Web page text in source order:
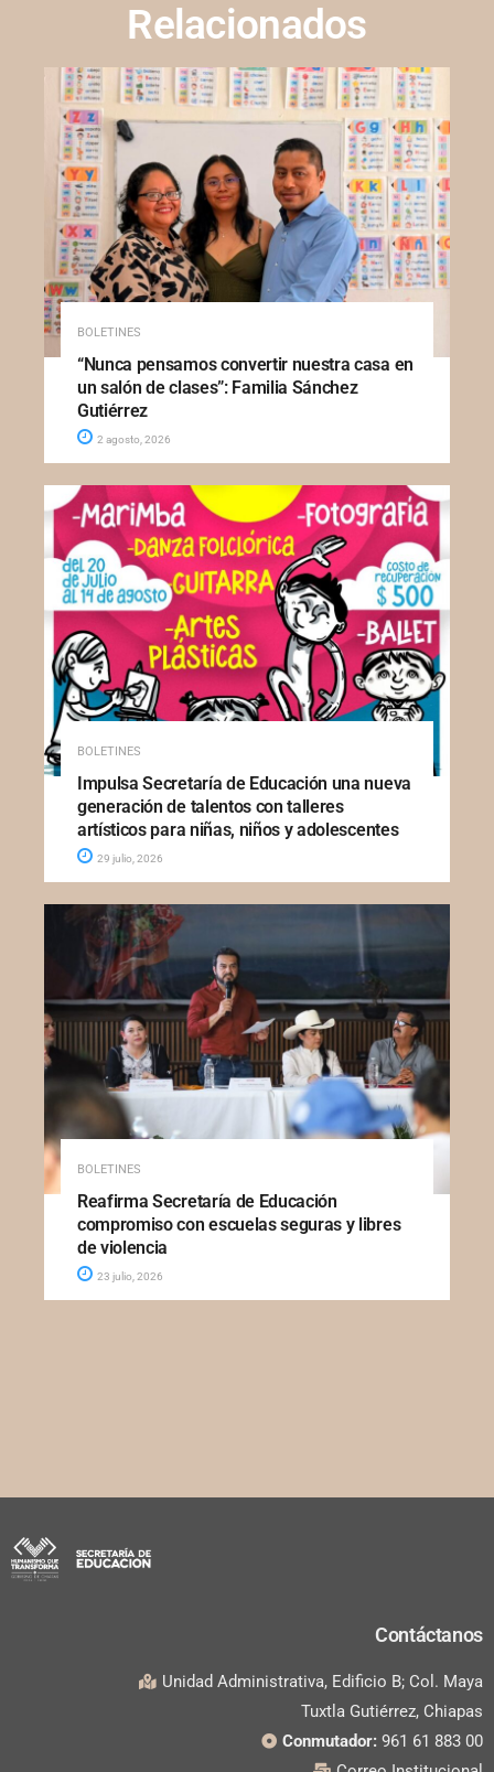
Relacionados
BOLETINES
“Nunca pensamos convertir nuestra casa en
un salón de clases”: Familia Sánchez
Gutiérrez
2 agosto, 2026
BOLETINES
Impulsa Secretaría de Educación una nueva
generación de talentos con talleres
artísticos para niñas, niños y adolescentes
29 julio, 2026
BOLETINES
Reafirma Secretaría de Educación
compromiso con escuelas seguras y libres
de violencia
23 julio, 2026
Contáctanos
Unidad Administrativa, Edificio B; Col. Maya
Tuxtla Gutiérrez, Chiapas
Conmutador: 961 61 883 00